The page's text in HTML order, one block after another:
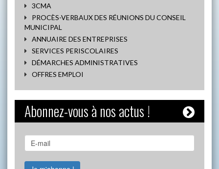
3CMA
PROCÈS-VERBAUX DES RÉUNIONS DU CONSEIL
MUNICIPAL
ANNUAIRE DES ENTREPRISES
SERVICES PERISCOLAIRES
DÉMARCHES ADMINISTRATIVES
OFFRES EMPLOI
Abonnez-vous à nos actus !